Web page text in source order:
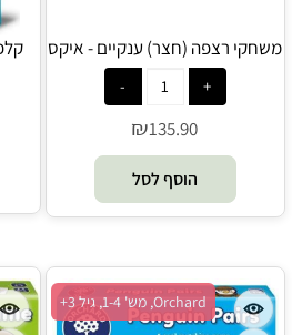
משחקי רצפה (חצר) ענקיים - איקס
עיגול XO - משחקי ענק
₪135.90
הוסף לסל
Orchard, מש' 1-4, גיל 3+